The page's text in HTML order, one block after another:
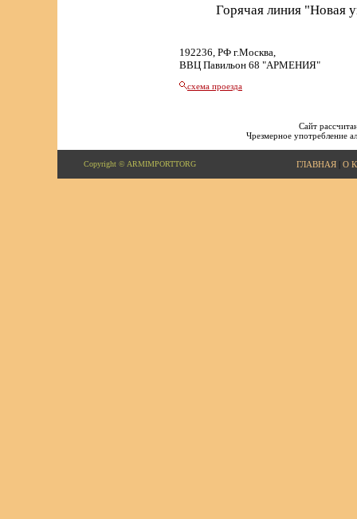
Горячая линия "Новая
192236, РФ г.Москва,
ВВЦ Павильон 68 "АРМЕНИЯ"
схема проезда
Сайт
Чрезмерное употребление
Copyright © ARMIMPORTTORG ГЛАВНАЯ| О